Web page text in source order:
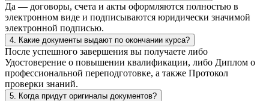
Да — договоры, счета и акты оформляются полностью в
электронном виде и подписываются юридически значимой
электронной подписью.
4. Какие документы выдают по окончании курса?
После успешного завершения вы получаете либо
Удостоверение о повышении квалификации, либо Диплом о
профессиональной переподготовке, а также Протокол
проверки знаний.
5. Когда придут оригиналы документов?